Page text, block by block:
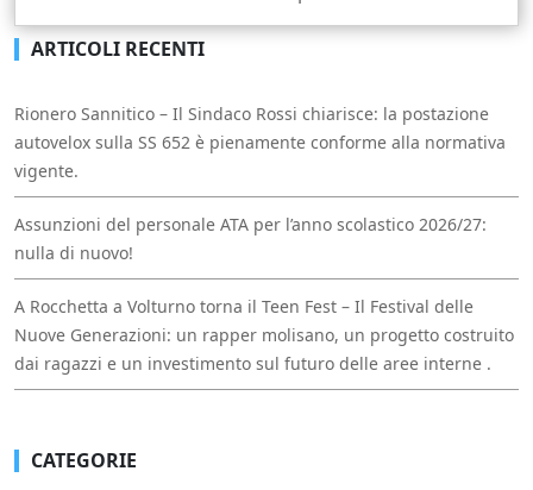
ARTICOLI RECENTI
Rionero Sannitico – Il Sindaco Rossi chiarisce: la postazione
autovelox sulla SS 652 è pienamente conforme alla normativa
vigente.
Assunzioni del personale ATA per l’anno scolastico 2026/27:
nulla di nuovo!
A Rocchetta a Volturno torna il Teen Fest – Il Festival delle
Nuove Generazioni: un rapper molisano, un progetto costruito
dai ragazzi e un investimento sul futuro delle aree interne .
CATEGORIE